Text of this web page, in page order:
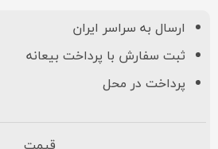
ارسال به سراسر ایران
ثبت سفارش با پرداخت بیعانه
پرداخت در محل